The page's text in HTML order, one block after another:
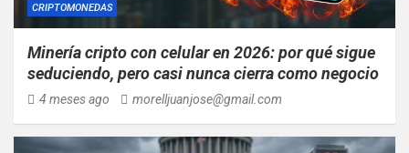
CRIPTOMONEDAS
Minería cripto con celular en 2026: por qué sigue
seduciendo, pero casi nunca cierra como negocio
4 meses ago morelljuanjose@gmail.com